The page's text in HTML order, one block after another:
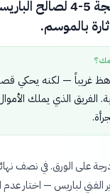
وبايرن ميونيخ بنتيجة
بالموسم.
غريباً — لكنه يحكي
الفريق الذي يملك
درجة على الورق. في نصف
لباريس — اختار عدم